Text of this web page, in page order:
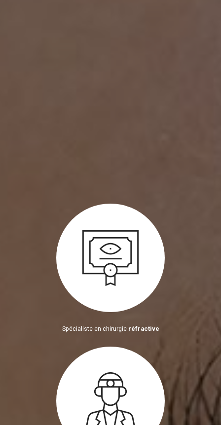
Spécialiste en chirurgie réfractive